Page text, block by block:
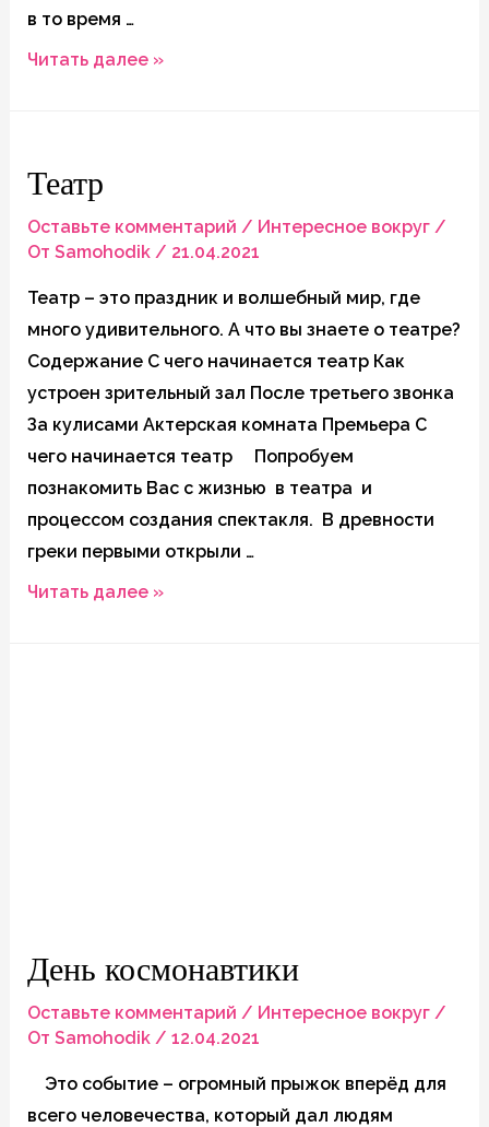
в то время …
Васнецов
в
русской
литературе.
Литературы
класс
Читать далее »
Театр
Оставьте комментарий / Интересное вокруг/
От Samohodik / 21.04.2021
Театр – это праздник и волшебный мир, где
много удивительного. А что вы знаете о театре?
Содержание С чего начинается театр Как
устроен зрительный зал После третьего звонка
За кулисами Актерская комната Премьера С
чего начинается театр Попробуем
познакомить Вас с жизнью в театра и
процессом создания спектакля. В древности
греки первыми открыли …
Театр
Читать далее »
День космонавтики
Оставьте комментарий / Интересное вокруг/
От Samohodik / 12.04.2021
Это событие – огромный прыжок вперёд для
всего человечества, который дал людям